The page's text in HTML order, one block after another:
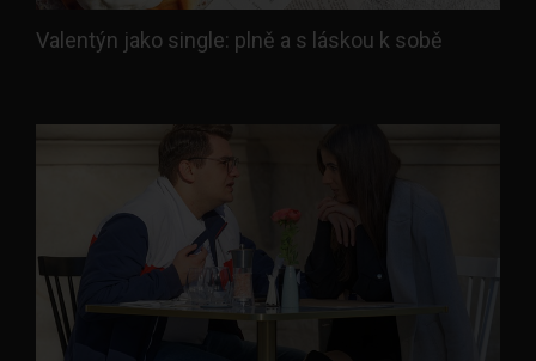
Valentýn jako single: plně a s láskou k sobě